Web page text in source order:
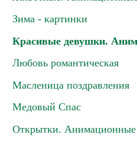
Зима - картинки
Красивые девушки.
Любовь романтическая
Масленица поздравления
Медовый Спас
Открытки. Анимационные